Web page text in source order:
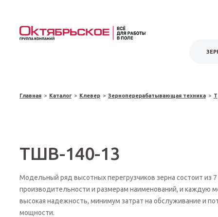
Главная > Каталог > Клевер > Зерноперерабатывающая техника >
ТШВ-140-13
Модельный ряд высотных перегрузчиков зерна состоит из
производительности и размерам наименований, и каждую
высокая надежность, минимум затрат на обслуживание и
мощности.